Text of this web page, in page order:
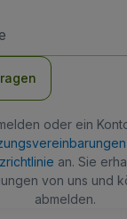
oder ein
an. Sie
von uns und
abmelden.